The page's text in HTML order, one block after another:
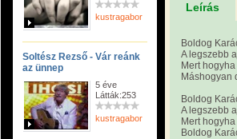
kustragabor
Soltész Rezső - Vár reánk
az ünnep
5 éve
Látták:253
kustragabor
Leírás
Boldog
A legszebb
Mert
Máshogyan
Boldog
A legszebb
Mert
Boldog